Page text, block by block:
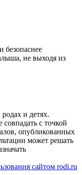
безопаснее
не выходя из
и детях.
с точкой
опубликованных
может решать
сайтом rodi.ru